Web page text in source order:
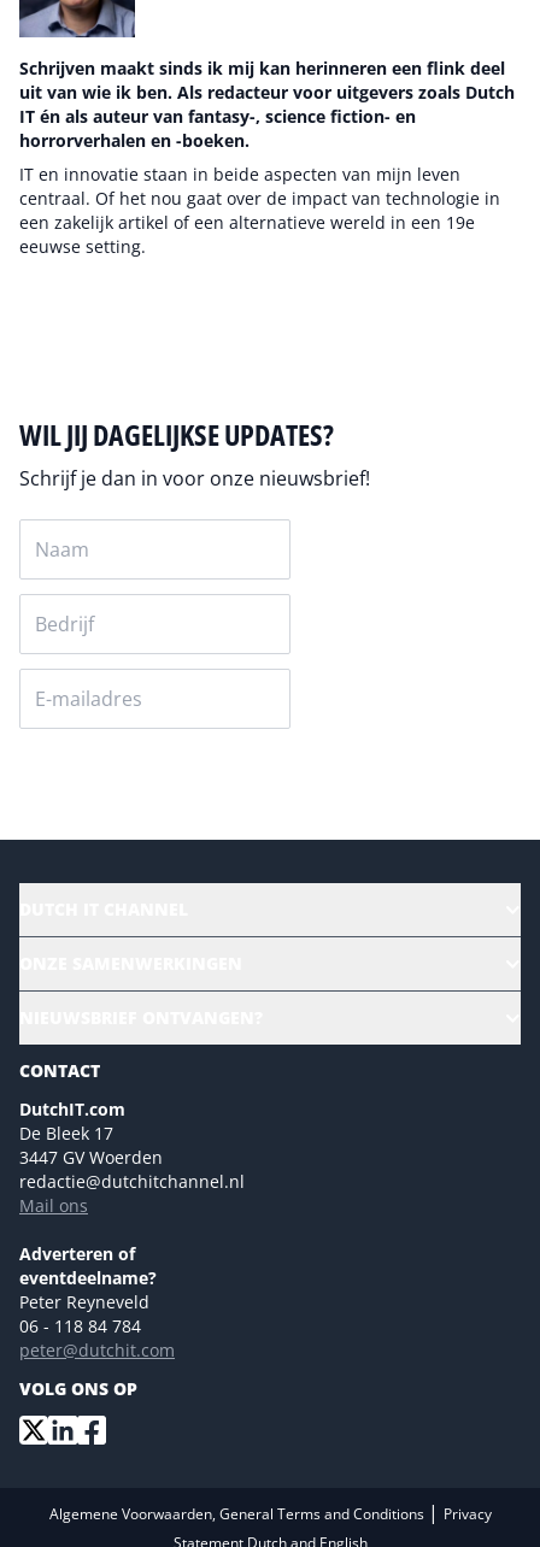
Schrijven maakt sinds ik mij kan herinneren een flink deel
uit van wie ik ben. Als redacteur voor uitgevers zoals Dutch
IT én als auteur van fantasy-, science fiction- en
horrorverhalen en -boeken.
IT en innovatie staan in beide aspecten van mijn leven
centraal. Of het nou gaat over de impact van technologie in
een zakelijk artikel of een alternatieve wereld in een 19e
eeuwse setting.
WIL JIJ DAGELIJKSE UPDATES?
Schrijf je dan in voor onze nieuwsbrief!
Magazines
Marketingmogelijkheden 2026
Eventmogelijkheden 2026
Advertising opportunities 2026 ENG
Event opportunities 2026 ENG
NL Digital
Versturen
CONTACT
DutchIT.com
De Bleek 17
3447 GV Woerden
redactie@dutchitchannel.nl
Mail ons
Adverteren of
eventdeelname?
Peter Reyneveld
06 - 118 84 784
peter@dutchit.com
VOLG ONS OP
Algemene Voorwaarden, General Terms and Conditions | Privacy
Statement Dutch and English